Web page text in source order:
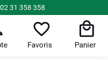
02 31 358 358
Favoris Panier